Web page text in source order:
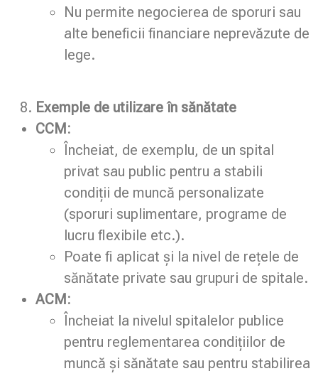
Nu permite negocierea de sporuri sau
alte beneficii financiare neprevăzute de
lege.
Exemple de utilizare în sănătate
CCM:
Încheiat, de exemplu, de un spital
privat sau public pentru a stabili
condiții de muncă personalizate
(sporuri suplimentare, programe de
lucru flexibile etc.).
Poate fi aplicat și la nivel de rețele de
sănătate private sau grupuri de spitale.
ACM:
Încheiat la nivelul spitalelor publice
pentru reglementarea condițiilor de
muncă și sănătate sau pentru stabilirea